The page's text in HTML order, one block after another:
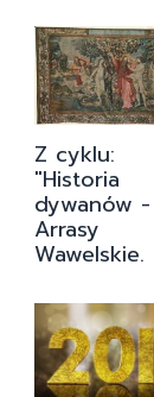
Z cyklu:
"Historia
dywanów -
Arrasy
Wawelskie.